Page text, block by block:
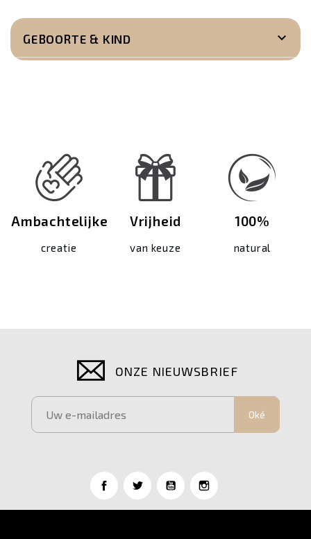
GEBOORTE & KIND 
Ambachtelijke
creatie
Vrijheid
van keuze
100%
natural
ONZE NIEUWSBRIEF
Oké